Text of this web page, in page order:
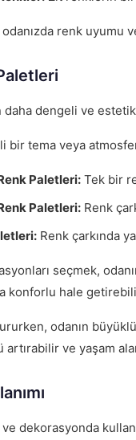
renk
daha dengeli ve
bir tema veya
Paletleri: Tek bir
Paletleri: Renk
Renk çarkında
seçmek,
konforlu hale
odanın
ve yaşam
ve dekorasyonda